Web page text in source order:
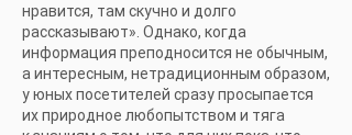
нравится, там скучно и долго
рассказывают». Однако, когда
информация преподносится не обычным,
а интересным, нетрадиционным образом,
у юных посетителей сразу просыпается
их природное любопытством и тяга